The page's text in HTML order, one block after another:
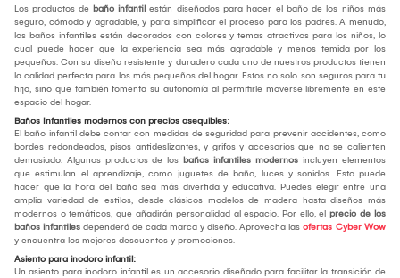
Los productos de baño infantil están diseñados para hacer el baño de los niños más
seguro, cómodo y agradable, y para simplificar el proceso para los padres. A menudo,
los baños infantiles están decorados con colores y temas atractivos para los niños, lo
cual puede hacer que la experiencia sea más agradable y menos temida por los
pequeños. Con su diseño resistente y duradero cada uno de nuestros productos tienen
la calidad perfecta para los más pequeños del hogar. Estos no solo son seguros para tu
hijo, sino que también fomenta su autonomía al permitirle moverse libremente en este
espacio del hogar.
Baños Infantiles modernos con precios asequibles:
El baño infantil debe contar con medidas de seguridad para prevenir accidentes, como
bordes redondeados, pisos antideslizantes, y grifos y accesorios que no se calienten
demasiado. Algunos productos de los baños infantiles modernos incluyen elementos
que estimulan el aprendizaje, como juguetes de baño, luces y sonidos. Esto puede
hacer que la hora del baño sea más divertida y educativa. Puedes elegir entre una
amplia variedad de estilos, desde clásicos modelos de madera hasta diseños más
modernos o temáticos, que añadirán personalidad al espacio. Por ello, el precio de los
baños infantiles dependerá de cada marca y diseño. Aprovecha las ofertas Cyber Wow
y encuentra los mejores descuentos y promociones.
Asiento para inodoro infantil:
Un asiento para inodoro infantil es un accesorio diseñado para facilitar la transición de